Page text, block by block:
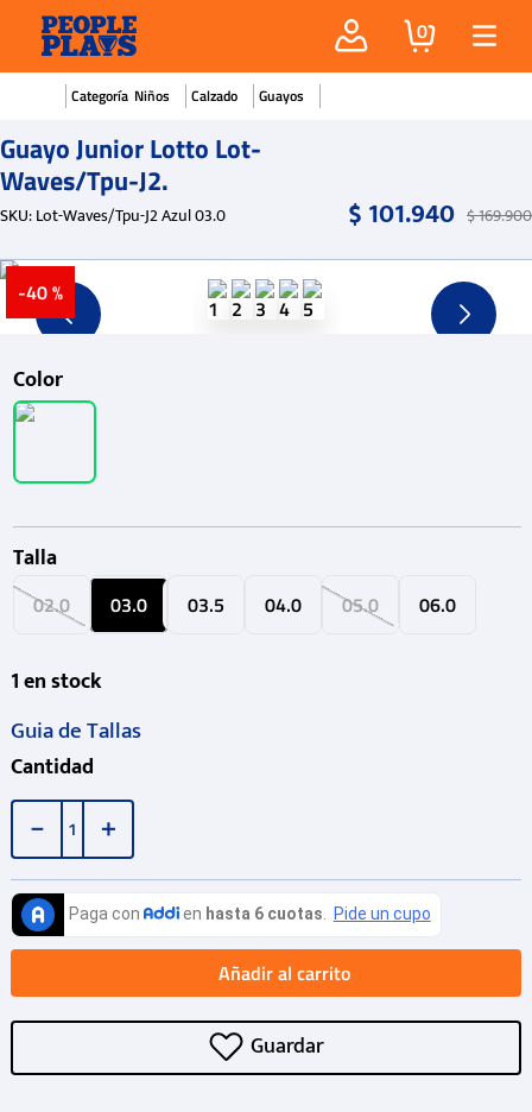
0
Niños Calzado Guayos
Guayo Junior Lotto Lot-
Waves/Tpu-J2.
SKU:Lot-Waves/Tpu-J2 Azul 03.0 $101.940 $169.900
-40 %
Color
Talla
02.0 03.0 03.5 04.0 05.0 06.0
1en stock
Guia de Tallas
Cantidad
＋
－
Añadir al carrito